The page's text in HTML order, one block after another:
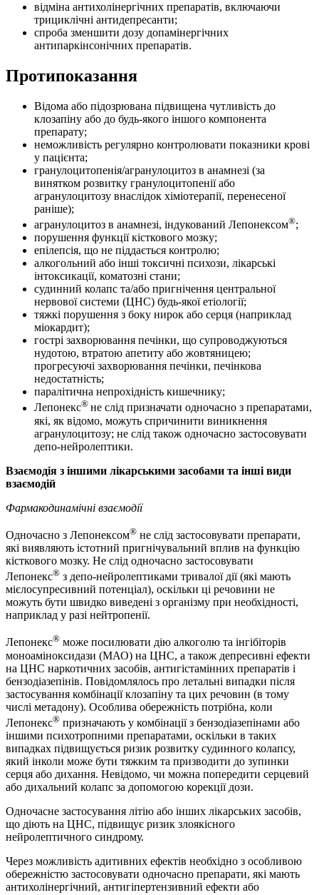
відміна антихолінергічних препаратів, включаючи
трициклічні антидепресанти;
спроба зменшити дозу допамінергічних
антипаркінсонічних препаратів.
Протипоказання
Відома або підозрювана підвищена чутливість до
клозапіну або до будь-якого іншого компонента
препарату;
неможливість регулярно контролювати показники крові
у пацієнта;
гранулоцитопенія/агранулоцитоз в анамнезі (за
винятком розвитку гранулоцитопенії або
агранулоцитозу внаслідок хіміотерапії, перенесеної
раніше);
агранулоцитоз в анамнезі, індукований Лепонексом®;
порушення функції кісткового мозку;
епілепсія, що не піддається контролю;
алкогольний або інші токсичні психози, лікарські
інтоксикації, коматозні стани;
судинний колапс та/або пригнічення центральної
нервової системи (ЦНС) будь-якої етіології;
тяжкі порушення з боку нирок або серця (наприклад
міокардит);
гострі захворювання печінки, що супроводжуються
нудотою, втратою апетиту або жовтяницею;
прогресуючі захворювання печінки, печінкова
недостатність;
паралітична непрохідність кишечнику;
Лепонекс® не слід призначати одночасно з препаратами,
які, як відомо, можуть спричинити виникнення
агранулоцитозу; не слід також одночасно застосовувати
депо-нейролептики.
Взаємодія з іншими лікарськими засобами та інші види
взаємодій
Фармакодинамічні взаємодії
Одночасно з Лепонексом® не слід застосовувати препарати,
які виявляють істотний пригнічувальний вплив на функцію
кісткового мозку. Не слід одночасно застосовувати
Лепонекс® з депо-нейролептиками тривалої дії (які мають
мієлосупресивний потенціал), оскільки ці речовини не
можуть бути швидко виведені з організму при необхідності,
наприклад у разі нейтропенії.
Лепонекс® може посилювати дію алкоголю та інгібіторів
моноаміноксидази (МАО) на ЦНС, а також депресивні ефекти
на ЦНС наркотичних засобів, антигістамінних препаратів і
бензодіазепінів. Повідомлялось про летальні випадки після
застосування комбінації клозапіну та цих речовин (в тому
числі метадону). Особлива обережність потрібна, коли
Лепонекс® призначають у комбінації з бензодіазепінами або
іншими психотропними препаратами, оскільки в таких
випадках підвищується ризик розвитку судинного колапсу,
який інколи може бути тяжким та призводити до зупинки
серця або дихання. Невідомо, чи можна попередити серцевий
або дихальний колапс за допомогою корекції дози.
Одночасне застосування літію або інших лікарських засобів,
що діють на ЦНС, підвищує ризик злоякісного
нейролептичного синдрому.
Через можливість адитивних ефектів необхідно з особливою
обережністю застосовувати одночасно препарати, які мають
антихолінергічний, антигіпертензивний ефекти або